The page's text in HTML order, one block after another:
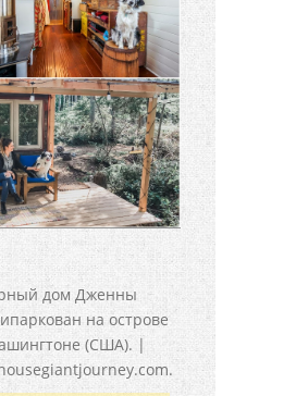
дом Дженны
на острове
(США). |